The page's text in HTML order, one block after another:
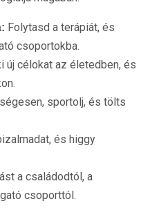
Folytasd a terápiát, és
csoportokba.
új célokat az életedben, és
sportolj, és tölts
és higgy
a családodtól, a
csoporttól.